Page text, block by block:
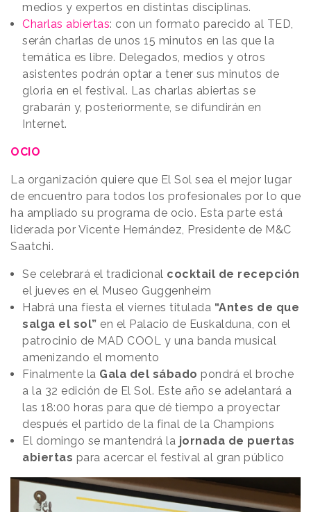
medios y expertos en distintas disciplinas.
Charlas abiertas: con un formato parecido al TED,
serán charlas de unos 15 minutos en las que la
temática es libre. Delegados, medios y otros
asistentes podrán optar a tener sus minutos de
gloria en el festival. Las charlas abiertas se
grabarán y, posteriormente, se difundirán en
Internet.
OCIO
La organización quiere que El Sol sea el mejor lugar
de encuentro para todos los profesionales por lo que
ha ampliado su programa de ocio. Esta parte está
liderada por Vicente Hernández, Presidente de M&C
Saatchi.
Se celebrará el tradicional cocktail de recepción
el jueves en el Museo Guggenheim
Habrá una fiesta el viernes titulada “Antes de que
salga el sol” en el Palacio de Euskalduna, con el
patrocinio de MAD COOL y una banda musical
amenizando el momento
Finalmente la Gala del sábado pondrá el broche
a la 32 edición de El Sol. Este año se adelantará a
las 18:00 horas para que dé tiempo a proyectar
después el partido de la final de la Champions
El domingo se mantendrá la jornada de puertas
abiertas para acercar el festival al gran público